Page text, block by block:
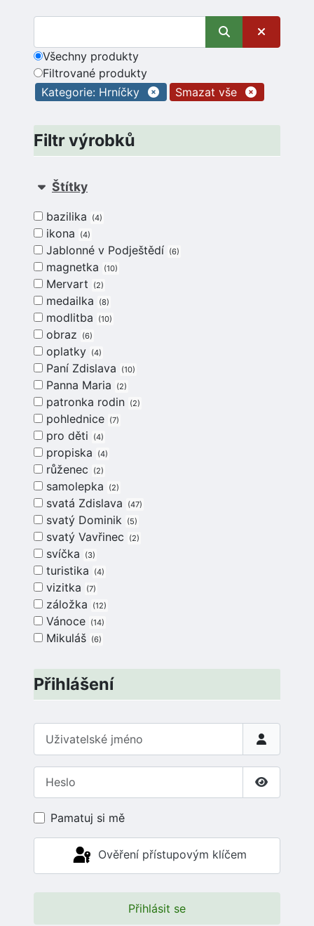
Všechny produkty
Filtrované produkty
Kategorie: Hrníčky
Smazat vše
Filtr výrobků
Štítky
bazilika 4
ikona 4
Jablonné v Podještědí 6
magnetka 10
Mervart 2
medailka 8
modlitba 10
obraz 6
oplatky 4
Paní Zdislava 10
Panna Maria 2
patronka rodin 2
pohlednice 7
pro děti 4
propiska 4
růženec 2
samolepka 2
svatá Zdislava 47
svatý Dominik 5
svatý Vavřinec 2
svíčka 3
turistika 4
vizitka 7
záložka 12
Vánoce 14
Mikuláš 6
Přihlášení
Uživatelské jméno
Zobrazit
Pamatuj si mě
Ověření přístupovým klíčem
Přihlásit se